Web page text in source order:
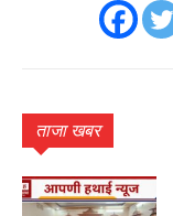
ताजा खबर